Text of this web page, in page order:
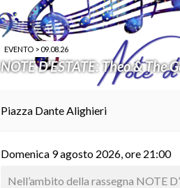
EVENTO > 09.08.26
NOTE D’ESTATE: Theo & The
Piazza Dante Alighieri
Domenica 9 agosto 2026, ore 21:00
Nell’ambito della rassegna NOTE